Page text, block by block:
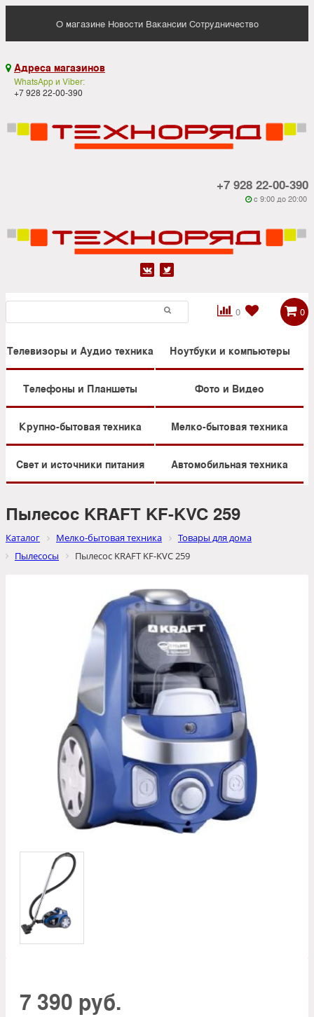
О магазине Новости Вакансии Сотрудничество
 Адреса магазинов
WhatsApp и Viber:
+7 928 22-00-390
+7 928 22-00-390
 c 9:00 до 20:00
 
0

 0
Телевизоры и Аудио техника Ноутбуки и компьютеры
Телефоны и Планшеты Фото и Видео
Крупно-бытовая техника Мелко-бытовая техника
Свет и источники питания Автомобильная техника
Пылесос KRAFT KF-KVC 259
Каталог Мелко-бытовая техника
Товары для дома
Пылесосы
Пылесос KRAFT KF-KVC 259
7 390 руб.